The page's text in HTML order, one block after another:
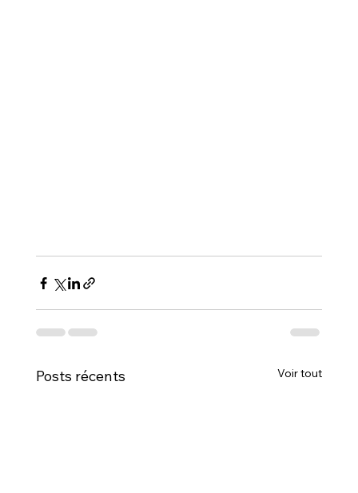
Posts récents Voir tout